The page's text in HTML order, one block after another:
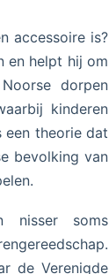
accessoire is?
en helpt hij om
dorpen
kinderen
een theorie dat
bevolking van
nisser soms
de Verenigde